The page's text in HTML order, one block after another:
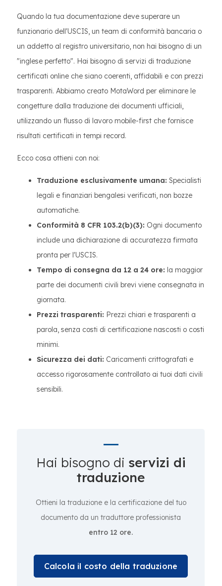
Quando la tua documentazione deve superare un
funzionario dell'USCIS, un team di conformità bancaria o
un addetto al registro universitario, non hai bisogno di un
"inglese perfetto". Hai bisogno di servizi di traduzione
certificati online che siano coerenti, affidabili e con prezzi
trasparenti. Abbiamo creato MotaWord per eliminare le
congetture dalla traduzione dei documenti ufficiali,
utilizzando un flusso di lavoro mobile-first che fornisce
risultati certificati in tempi record.
Ecco cosa ottieni con noi:
Traduzione esclusivamente umana: Specialisti
legali e finanziari bengalesi verificati, non bozze
automatiche.
Conformità 8 CFR 103.2(b)(3): Ogni documento
include una dichiarazione di accuratezza firmata
pronta per l'USCIS.
Tempo di consegna da 12 a 24 ore: la maggior
parte dei documenti civili brevi viene consegnata in
giornata.
Prezzi trasparenti: Prezzi chiari e trasparenti a
parola, senza costi di certificazione nascosti o costi
minimi.
Sicurezza dei dati: Caricamenti crittografati e
accesso rigorosamente controllato ai tuoi dati civili
sensibili.
Hai bisogno di servizi di
traduzione
Ottieni la traduzione e la certificazione del tuo
documento da un traduttore professionista
entro 12 ore.
Calcola il costo della traduzione